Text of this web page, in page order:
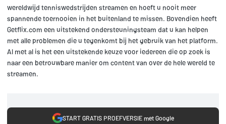
wereldwijd tenniswedstrijden streamen en hoeft u nooit meer
spannende toernooien in het buitenland te missen. Bovendien heeft
Getflix.com een uitstekend ondersteuningsteam dat u kan helpen
met alle problemen die u tegenkomt bij het gebruik van het platform.
Al met al is het een uitstekende keuze voor iedereen die op zoek is
naar een betrouwbare manier om content van over de hele wereld te
streamen.
START GRATIS PROEFVERSIE met Google